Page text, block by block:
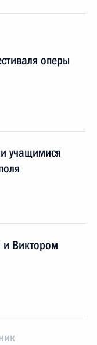
оперы
учащимися
Виктором